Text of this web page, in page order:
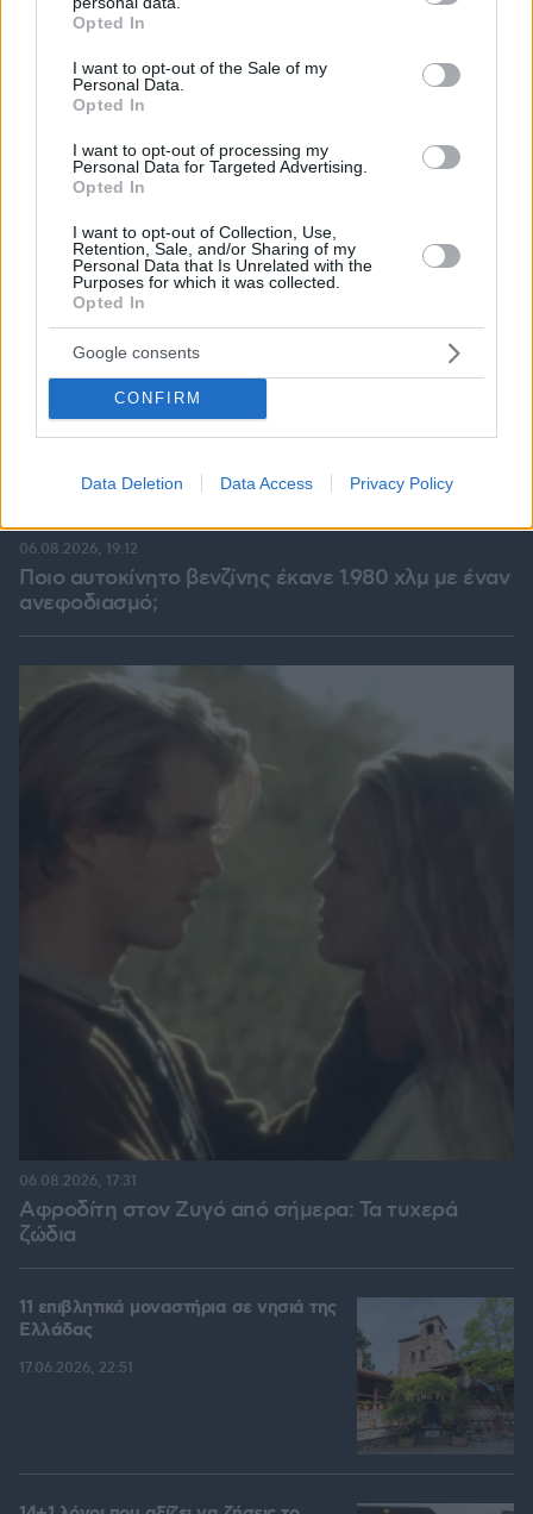
grant or deny consent to Google and its third-party tags to
use your data for below specified purposes in below Google
consent section.
Opted In
I want to opt-out of the Sale of my
Personal Data.
Opted In
I want to opt-out of processing my
Personal Data for Targeted Advertising.
Opted In
I want to opt-out of Collection, Use,
Retention, Sale, and/or Sharing of my
Personal Data that Is Unrelated with the
Purposes for which it was collected.
Opted In
Google consents
CONFIRM
Data Deletion Data Access Privacy Policy
Ποιο αυτοκίνητο βενζίνης έκανε 1.980 χλμ με έναν
ανεφοδιασμό;
06.08.2026, 19:12
Αφροδίτη στον Ζυγό από σήμερα: Τα τυχερά
ζώδια
06.08.2026, 17:31
11 επιβλητικά μοναστήρια σε νησιά της
Ελλάδας
17.06.2026, 22:51